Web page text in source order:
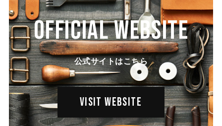
OFFICIAL WEBSITE
公式サイトはこちら
VISIT WEBSITE